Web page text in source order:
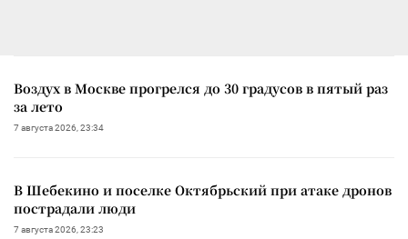
Воздух в Москве прогрелся до 30 градусов в пятый раз
за лето
7 августа 2026, 23:34
В Шебекино и поселке Октябрьский при атаке дронов
пострадали люди
7 августа 2026, 23:23